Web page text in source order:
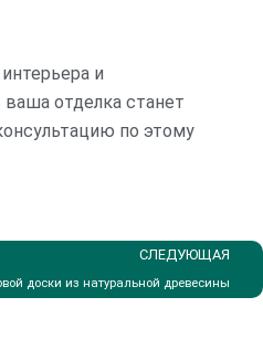
и
отделка станет
по этому
СЛЕДУЮЩАЯ
доски из натуральной древесины